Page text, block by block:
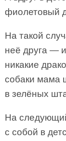
фиолетовый
На такой
неё друга —
никакие
собаки мама
в зелёных
На
с собой в